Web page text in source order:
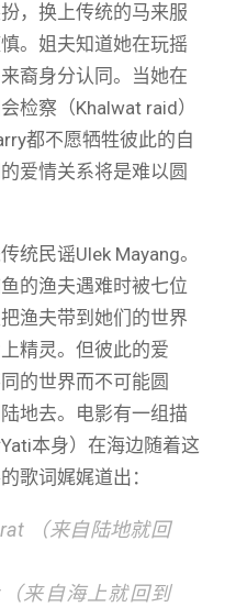
，换上传统的马来服
。姐夫知道她在玩摇
裔身分认同。当她在
检察（Khalwat raid）
都不愿牺牲彼此的自
爱情关系将是难以圆
统民谣Ulek Mayang。
的渔夫遇难时被七位
渔夫带到她们的世界
精灵。但彼此的爱
的世界而不可能圆
地去。电影有一组描
本身）在海边随着这
歌词娓娓道出：
（来自陆地就回
来自海上就回到